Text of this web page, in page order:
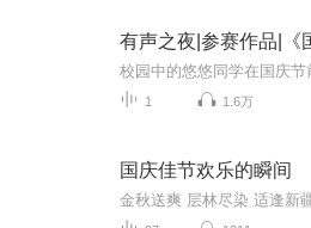
1 1.6万
国庆佳节欢乐的瞬间